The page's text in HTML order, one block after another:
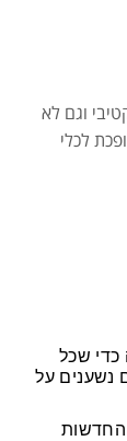
וגם לא
לכלי
כדי שכל
נשענים על
החדשות